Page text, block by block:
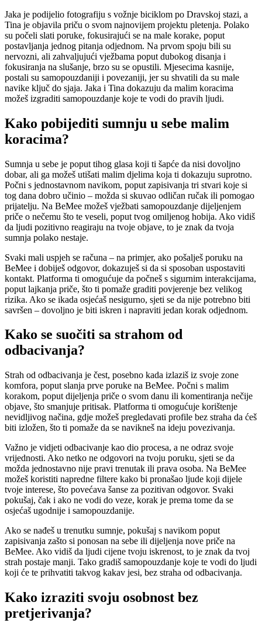
Jaka je podijelio fotografiju s vožnje biciklom po Dravskoj stazi, a
Tina je objavila priču o svom najnovijem projektu pletenja. Polako
su počeli slati poruke, fokusirajući se na male korake, poput
postavljanja jednog pitanja odjednom. Na prvom spoju bili su
nervozni, ali zahvaljujući vježbama poput dubokog disanja i
fokusiranja na slušanje, brzo su se opustili. Mjesecima kasnije,
postali su samopouzdaniji i povezaniji, jer su shvatili da su male
navike ključ do sjaja. Jaka i Tina dokazuju da malim koracima
možeš izgraditi samopouzdanje koje te vodi do pravih ljudi.
Kako pobijediti sumnju u sebe malim
koracima?
Sumnja u sebe je poput tihog glasa koji ti šapće da nisi dovoljno
dobar, ali ga možeš utišati malim djelima koja ti dokazuju suprotno.
Počni s jednostavnom navikom, poput zapisivanja tri stvari koje si
tog dana dobro učinio – možda si skuvao odličan ručak ili pomogao
prijatelju. Na BeMee možeš vježbati samopouzdanje dijeljenjem
priče o nečemu što te veseli, poput tvog omiljenog hobija. Ako vidiš
da ljudi pozitivno reagiraju na tvoje objave, to je znak da tvoja
sumnja polako nestaje.
Svaki mali uspjeh se računa – na primjer, ako pošalješ poruku na
BeMee i dobiješ odgovor, dokazuješ si da si sposoban uspostaviti
kontakt. Platforma ti omogućuje da počneš s sigurnim interakcijama,
poput lajkanja priče, što ti pomaže graditi povjerenje bez velikog
rizika. Ako se ikada osjećaš nesigurno, sjeti se da nije potrebno biti
savršen – dovoljno je biti iskren i napraviti jedan korak odjednom.
Kako se suočiti sa strahom od
odbacivanja?
Strah od odbacivanja je čest, posebno kada izlaziš iz svoje zone
komfora, poput slanja prve poruke na BeMee. Počni s malim
korakom, poput dijeljenja priče o svom danu ili komentiranja nečije
objave, što smanjuje pritisak. Platforma ti omogućuje korištenje
nevidljivog načina, gdje možeš pregledavati profile bez straha da ćeš
biti izložen, što ti pomaže da se navikneš na ideju povezivanja.
Važno je vidjeti odbacivanje kao dio procesa, a ne odraz svoje
vrijednosti. Ako netko ne odgovori na tvoju poruku, sjeti se da
možda jednostavno nije pravi trenutak ili prava osoba. Na BeMee
možeš koristiti napredne filtere kako bi pronašao ljude koji dijele
tvoje interese, što povećava šanse za pozitivan odgovor. Svaki
pokušaj, čak i ako ne vodi do veze, korak je prema tome da se
osjećaš ugodnije i samopouzdanije.
Ako se nađeš u trenutku sumnje, pokušaj s navikom poput
zapisivanja zašto si ponosan na sebe ili dijeljenja nove priče na
BeMee. Ako vidiš da ljudi cijene tvoju iskrenost, to je znak da tvoj
strah postaje manji. Tako gradiš samopouzdanje koje te vodi do ljudi
koji će te prihvatiti takvog kakav jesi, bez straha od odbacivanja.
Kako izraziti svoju osobnost bez
pretjerivanja?